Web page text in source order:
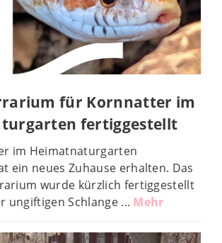
© Heimatnaturgarten Weißenfels, Jens Haase
für Kornnatter im
fertiggestellt
im Heimatnaturgarten
ein neues Zuhause erhalten. Das
wurde kürzlich fertiggestellt
ungiftigen Schlange ... Mehr